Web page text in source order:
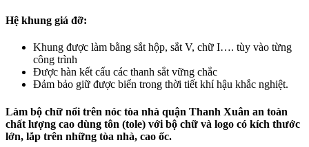
Hệ khung giá đỡ:
Khung được làm bằng sắt hộp, sắt V, chữ I…. tùy vào từng
công trình
Được hàn kết cấu các thanh sắt vững chắc
Đảm bảo giữ được biển trong thời tiết khí hậu khắc nghiệt.
Làm bộ chữ nổi trên nóc tòa nhà quận Thanh Xuân an toàn
chất lượng cao dùng tôn (tole) với bộ chữ và logo có kích thước
lớn, lắp trên những tòa nhà, cao ốc.